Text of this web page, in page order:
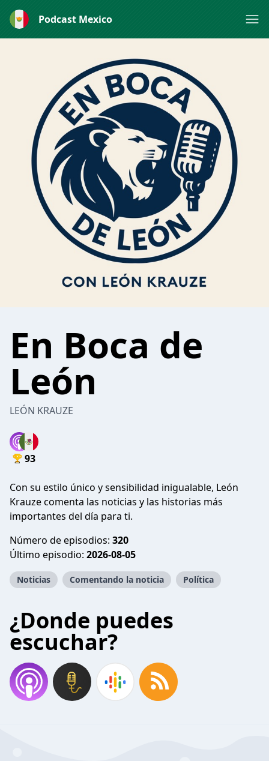
Podcast Mexico
En Boca de
León
LEÓN KRAUZE
93
Con su estilo único y sensibilidad inigualable, León
Krauze comenta las noticias y las historias más
importantes del día para ti.
Número de episodios: 320
Último episodio: 2026-08-05
Noticias Comentando la noticia Política
¿Donde puedes
escuchar?